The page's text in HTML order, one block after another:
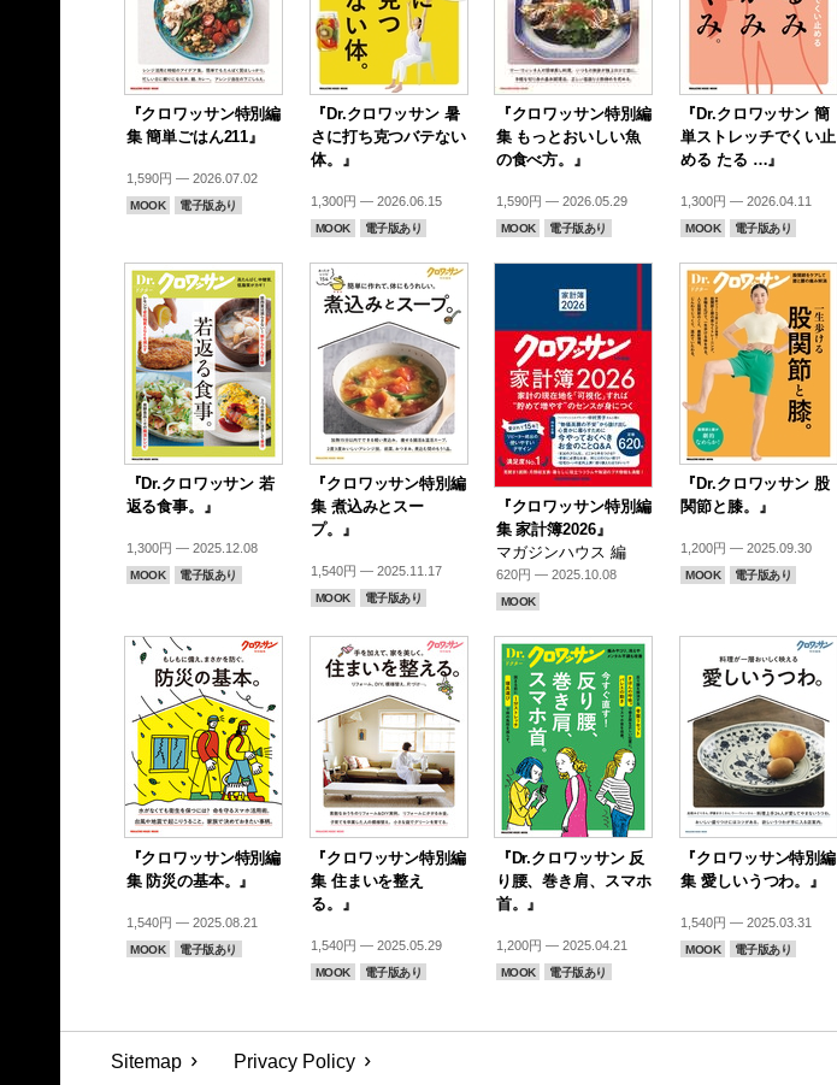
『クロワッサン特別編
集 簡単ごはん211』
1,590円 — 2026.07.02
MOOK 電子版あり
『Dr.クロワッサン 暑
さに打ち克つバテない
体。』
1,300円 — 2026.06.15
MOOK 電子版あり
『クロワッサン特別編
集 もっとおいしい魚
の食べ方。』
1,590円 — 2026.05.29
MOOK 電子版あり
『Dr.クロワッサン 簡
単ストレッチでくい止
める たる …』
1,300円 — 2026.04.11
MOOK 電子版あり
『Dr.クロワッサン 若
返る食事。』
1,300円 — 2025.12.08
MOOK 電子版あり
『クロワッサン特別編
集 煮込みとスー
プ。』
1,540円 — 2025.11.17
MOOK 電子版あり
『クロワッサン特別編
集 家計簿2026』
マガジンハウス 編
620円 — 2025.10.08
MOOK
『Dr.クロワッサン 股
関節と膝。』
1,200円 — 2025.09.30
MOOK 電子版あり
『クロワッサン特別編
集 防災の基本。』
1,540円 — 2025.08.21
MOOK 電子版あり
『クロワッサン特別編
集 住まいを整え
る。』
1,540円 — 2025.05.29
MOOK 電子版あり
『Dr.クロワッサン 反
り腰、巻き肩、スマホ
首。』
1,200円 — 2025.04.21
MOOK 電子版あり
『クロワッサン特別編
集 愛しいうつわ。』
1,540円 — 2025.03.31
MOOK 電子版あり
Sitemap Privacy Policy